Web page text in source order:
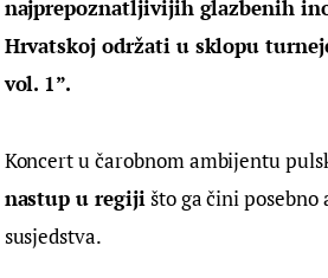
najprepoznatljivijih glazbenih
Hrvatskoj održati u sklopu
vol. 1”.
Koncert u čarobnom ambijentu
nastup u regiji što ga čini
susjedstva.